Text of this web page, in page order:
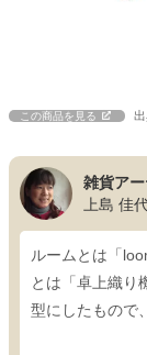
この商品を見る
雑貨ア
上島 佳
ルームとは「
とは「卓上織り
型にしたもので